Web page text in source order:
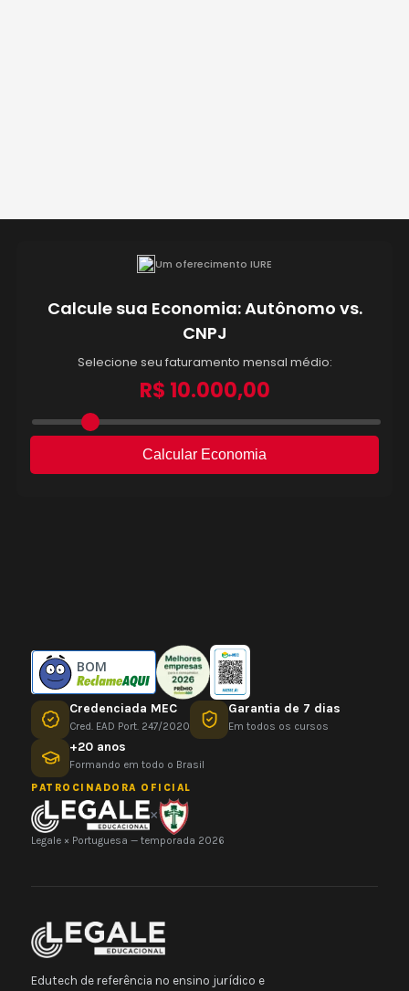
BOM
Credenciada MEC
Cred. EAD Port. 247/2020
Garantia de 7 dias
Em todos os cursos
+20 anos
Formando em todo o Brasil
PATROCINADORA OFICIAL
×
Legale × Portuguesa — temporada 2026
Edutech de referência no ensino jurídico e